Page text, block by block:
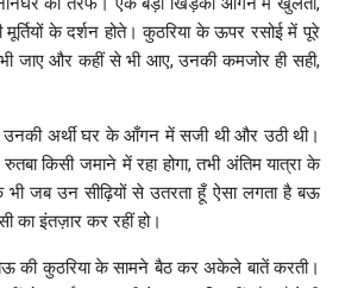
के दर्शन होते। कुठरिया के ऊपर रसोई में पूरे
जाए और कहीं से भी आए, उनकी कमजोर ही सही,
अर्थी घर के आँगन में सजी थी और उठी थी।
किसी जमाने में रहा होगा, तभी अंतिम यात्रा के
जब उन सीढ़ियों से उतरता हूँ ऐसा लगता है बऊ
का इंतज़ार कर रहीं हो।
की कुठरिया के सामने बैठ कर अकेले बातें करती।